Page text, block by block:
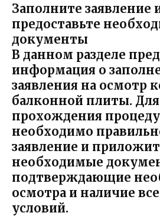
Заполните заявление
предоставьте
документы
В данном разделе
информация о
заявления на осмотр
балконной плиты.
прохождения
необходимо
заявление и
необходимые
подтверждающие
осмотра и наличие
условий.